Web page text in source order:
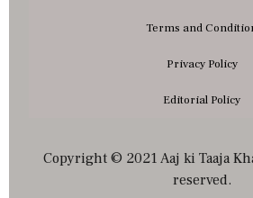
Terms and
Privacy Policy
Editorial Policy
Copyright © 2021 Aaj ki Taaja
reserved.